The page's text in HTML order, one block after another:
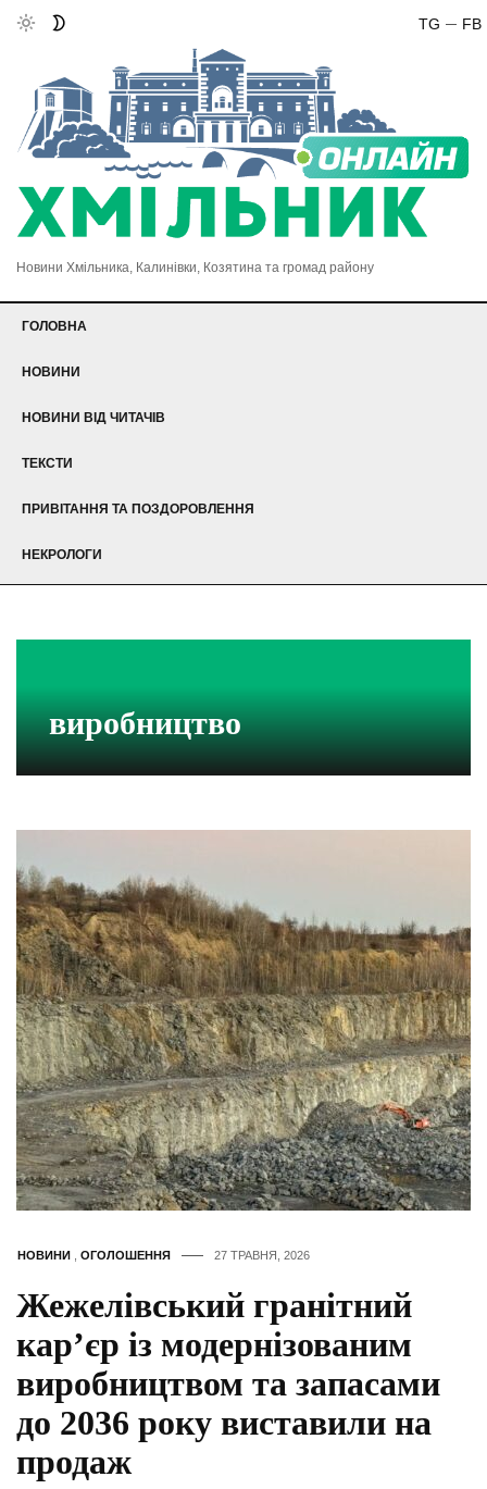
FB
TG
Новини Хмільника, Калинівки, Козятина та громад району
ГОЛОВНА
НОВИНИ
НОВИНИ ВІД ЧИТАЧІВ
ТЕКСТИ
ПРИВІТАННЯ ТА ПОЗДОРОВЛЕННЯ
НЕКРОЛОГИ
виробництво
НОВИНИ ОГОЛОШЕННЯ 27 ТРАВНЯ, 2026
Жежелівський гранітний
кар’єр із модернізованим
виробництвом та запасами
до 2036 року виставили на
продаж